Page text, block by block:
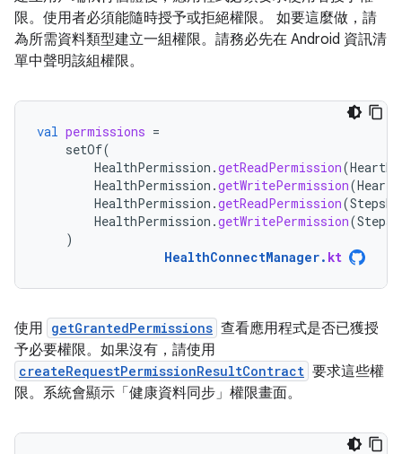
限。使用者必須能隨時授予或拒絕權限。 如要這麼做，請
為所需資料類型建立一組權限。請務必先在 Android 資訊清
單中聲明該組權限。
val permissions =
setOf(
HealthPermission .getReadPermission(
HealthPermission .getWritePermission(
HealthPermission .getReadPermission(
HealthPermission .getWritePermission(
)
HealthConnectManager. kt
使用 getGrantedPermissions 查看應用程式是否已獲授
予必要權限。如果沒有，請使用
createRequestPermissionResultContract 要求這些權
限。系統會顯示「健康資料同步」權限畫面。